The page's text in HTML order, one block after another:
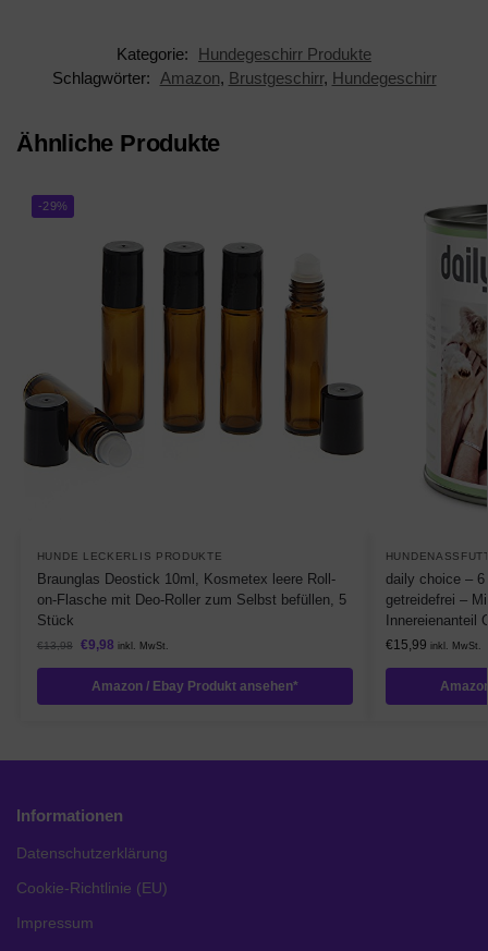
Kategorie:
Hundegeschirr Produkte
Schlagwörter:
Amazon, Brustgeschirr, Hundegeschirr
Ähnliche Produkte
-29%
HUNDE LECKERLIS PRODUKTE
Braunglas Deostick 10ml, Kosmetex leere Roll-
on-Flasche mit Deo-Roller zum Selbst befüllen, 5
Stück
€13,98 €9,98 inkl. MwSt.
Amazon / Ebay Produkt ansehen*
daily choice –
getreidefrei –
Innereienanteil
€15,99 inkl. MwSt.
Informationen
Datenschutzerklärung
Cookie-Richtlinie (EU)
Impressum